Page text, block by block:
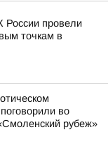
России провели
точкам в
во
рубеж»